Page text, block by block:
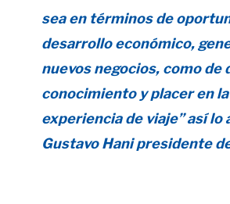
sea en términos de
desarrollo económico,
nuevos negocios, como de
conocimiento y placer en la
experiencia de viaje” así lo
Gustavo Hani presidente